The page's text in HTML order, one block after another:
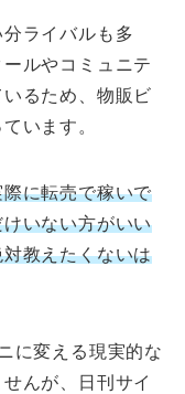
ライバルも多
ルやコミュニテ
るため、物販ビ
います。
に転売で稼いで
いない方がいい
教えたくないは
に変える現実的な
んが、日刊サイ